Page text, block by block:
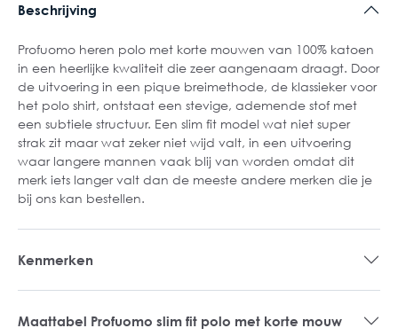
Beschrijving
Profuomo heren polo met korte mouwen van 100% katoen
in een heerlijke kwaliteit die zeer aangenaam draagt. Door
de uitvoering in een pique breimethode, de klassieker voor
het polo shirt, ontstaat een stevige, ademende stof met
een subtiele structuur. Een slim fit model wat niet super
strak zit maar wat zeker niet wijd valt, in een uitvoering
waar langere mannen vaak blij van worden omdat dit
merk iets langer valt dan de meeste andere merken die je
bij ons kan bestellen.
Kenmerken
Maattabel Profuomo slim fit polo met korte mouw